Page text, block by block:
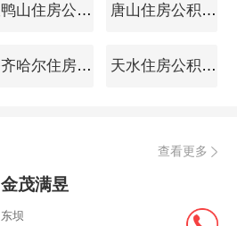
双鸭山住房公积金查询 唐山住房公积金查询
齐齐哈尔住房公积金查询 天水住房公积金查询
查看更多
金茂满昱
东坝